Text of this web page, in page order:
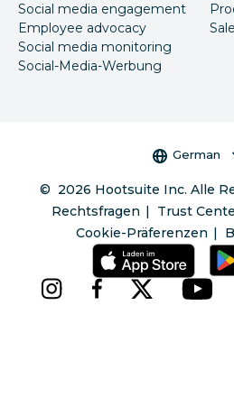
Social media engagement
Employee advocacy
Social media monitoring
Social-Media-Werbung
German
© 2026 Hootsuite Inc. Alle
Rechtsfragen
Trust
Cookie-Präferenzen